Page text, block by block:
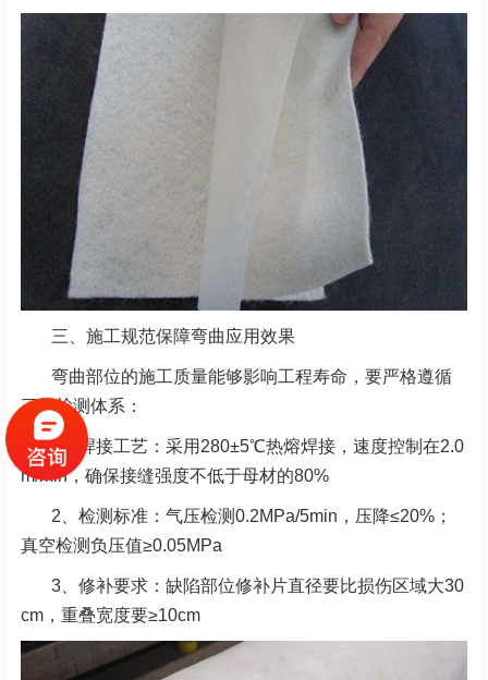
三、施工规范保障弯曲应用效果
弯曲部位的施工质量能够影响工程寿命，要严格遵循
三级检测体系：
1、
焊接工艺：采用280±5℃热熔焊接，速度控制在2.0
m/min，确保接缝强度不低于母材的80%
2、 检测标准：气压检测0.2MPa/5min，压降≤20%；
真空检测负压值≥0.05MPa
3、 修补要求：缺陷部位修补片直径要比损伤区域大30
cm，重叠宽度要≥10cm